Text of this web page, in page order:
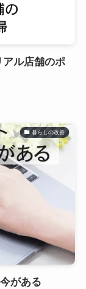
ル店舗のポ
暮らしの改善
がある